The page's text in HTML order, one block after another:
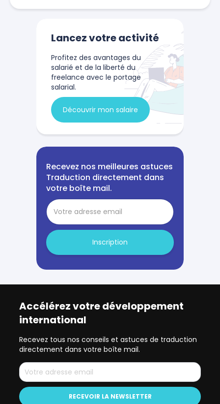
Lancez votre activité
Profitez des avantages du
salarié et de la liberté du
freelance avec le portage
salarial.
Découvrir mon salaire
Recevez nos meilleures astuces
Traduction directement dans
votre boîte mail.
Inscription
Accélérez votre développement
international
Recevez tous nos conseils et astuces de traduction
directement dans votre boîte mail.